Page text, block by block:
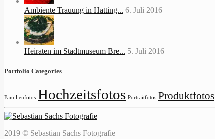
Ambiente Trauung in Hatting... 6. Juli 2016
Heiraten im Stadtmuseum Bre... 5. Juli 2016
Portfolio Categories
Familienfotos Hochzeitsfotos Portraitfotos Produktfotos
2019 © Sebastian Sachs Fotografie